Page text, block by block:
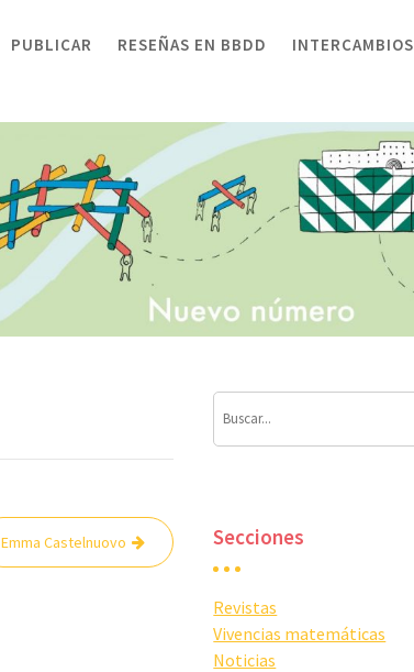
PUBLICAR RESEÑAS EN BBDD INTERCAMBIOS
Emma Castelnuovo Secciones
Revistas
Vivencias matemáticas
Noticias